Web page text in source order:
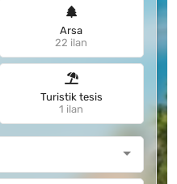
Arsa
22 ilan
Turistik tesis
1 ilan